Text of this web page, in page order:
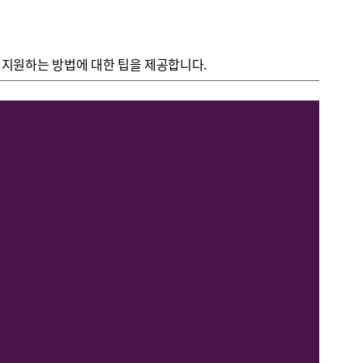
원하는 방법에 대한 팁을 제공합니다.